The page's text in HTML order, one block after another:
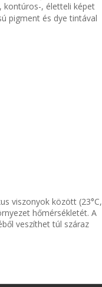
kontúros-, életteli képet
pigment és dye tintával
viszonyok között (23°C,
hőmérsékletét. A
veszíthet túl száraz